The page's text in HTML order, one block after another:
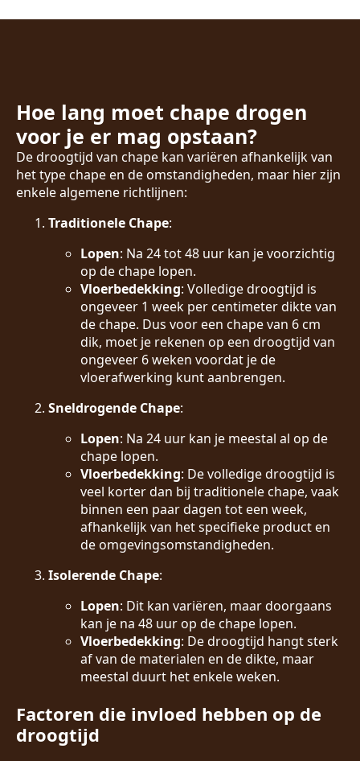
Hoe lang moet chape drogen
voor je er mag opstaan?
De droogtijd van chape kan variëren afhankelijk van
het type chape en de omstandigheden, maar hier zijn
enkele algemene richtlijnen:
Traditionele Chape:
Lopen: Na 24 tot 48 uur kan je voorzichtig
op de chape lopen.
Vloerbedekking: Volledige droogtijd is
ongeveer 1 week per centimeter dikte van
de chape. Dus voor een chape van 6 cm
dik, moet je rekenen op een droogtijd van
ongeveer 6 weken voordat je de
vloerafwerking kunt aanbrengen.
Sneldrogende Chape:
Lopen: Na 24 uur kan je meestal al op de
chape lopen.
Vloerbedekking: De volledige droogtijd is
veel korter dan bij traditionele chape, vaak
binnen een paar dagen tot een week,
afhankelijk van het specifieke product en
de omgevingsomstandigheden.
Isolerende Chape:
Lopen: Dit kan variëren, maar doorgaans
kan je na 48 uur op de chape lopen.
Vloerbedekking: De droogtijd hangt sterk
af van de materialen en de dikte, maar
meestal duurt het enkele weken.
Factoren die invloed hebben op de
droogtijd